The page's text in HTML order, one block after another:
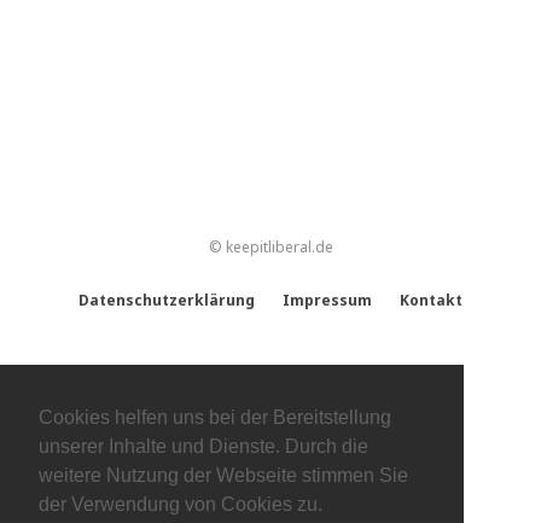
Cookies helfen uns bei der Bereitstellung
unserer Inhalte und Dienste. Durch die
weitere Nutzung der Webseite stimmen Sie
der Verwendung von Cookies zu.
© keepitliberal.de
Datenschutzerklärung Impressum Kontakt